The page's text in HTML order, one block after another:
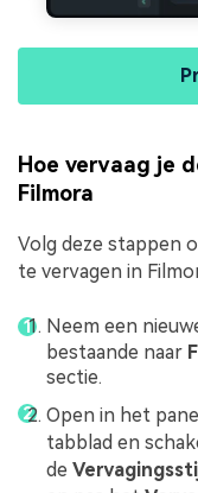
Hoe vervaag je
Filmora
Volg deze stappen
te vervagen in
Neem een
bestaande naar
sectie.
Open in het
tabblad en
de